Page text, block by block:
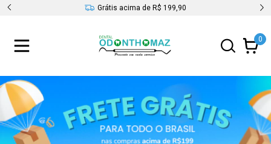
Grátis acima de R$ 199,90
0